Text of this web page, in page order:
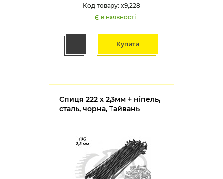
Код товару: x9,228
Є в наявності
Купити
Спиця 222 х 2,3мм + ніпель,
сталь, чорна, Тайвань